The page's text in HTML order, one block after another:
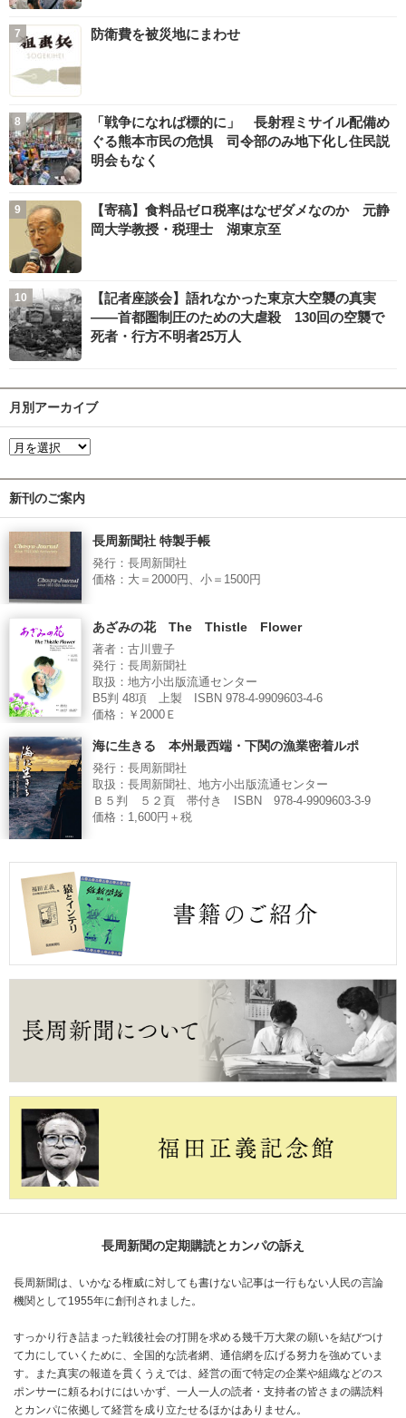
防衛費を被災地にまわせ
「戦争になれば標的に」 長射程ミサイル配備め
ぐる熊本市民の危惧 司令部のみ地下化し住民説
明会もなく
【寄稿】食料品ゼロ税率はなぜダメなのか 元静
岡大学教授・税理士 湖東京至
【記者座談会】語れなかった東京大空襲の真実
――首都圏制圧のための大虐殺 130回の空襲で
死者・行方不明者25万人
月別アーカイブ
新刊のご案内
長周新聞社 特製手帳
発行：長周新聞社
価格：大＝2000円、小＝1500円
あざみの花 The Thistle Flower
著者：古川豊子
発行：長周新聞社
取扱：地方小出版流通センター
B5判 48項 上製 ISBN 978-4-9909603-4-6
価格：￥2000Ｅ
海に生きる 本州最西端・下関の漁業密着ルポ
発行：長周新聞社
取扱：長周新聞社、地方小出版流通センター
Ｂ５判 ５２頁 帯付き ISBN 978-4-9909603-3-9
価格：1,600円＋税
長周新聞の定期購読とカンパの訴え
長周新聞は、いかなる権威に対しても書けない記事は一行もない人民の言論
機関として1955年に創刊されました。
すっかり行き詰まった戦後社会の打開を求める幾千万大衆の願いを結びつけ
て力にしていくために、全国的な読者網、通信網を広げる努力を強めていま
す。また真実の報道を貫くうえでは、経営の面で特定の企業や組織などのス
ポンサーに頼るわけにはいかず、一人一人の読者・支持者の皆さまの購読料
とカンパに依拠して経営を成り立たせるほかはありません。